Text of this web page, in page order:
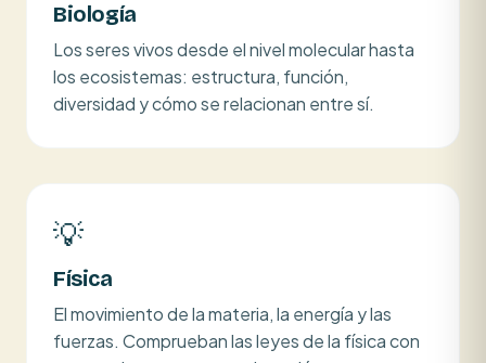
Biología
Los seres vivos desde el nivel molecular hasta
los ecosistemas: estructura, función,
diversidad y cómo se relacionan entre sí.
💡
Física
El movimiento de la materia, la energía y las
fuerzas. Comprueban las leyes de la física con